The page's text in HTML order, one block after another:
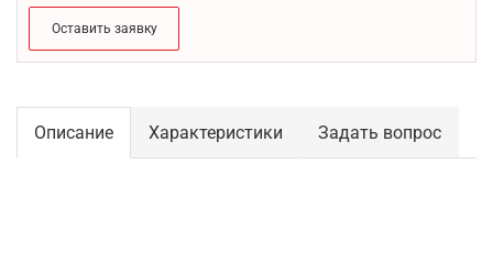
Оставить заявку
Описание Характеристики Задать вопрос